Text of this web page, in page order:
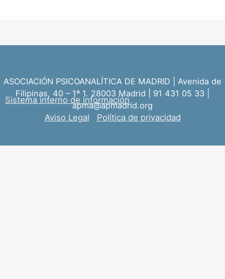
ASOCIACIÓN PSICOANALÍTICA DE MADRID | Avenida de
Filipinas, 40 – 1º 1. 28003 Madrid | 91 431 05 33 |
apma@apmadrid.org
Aviso Legal
Política de privacidad
Sistema interno de información